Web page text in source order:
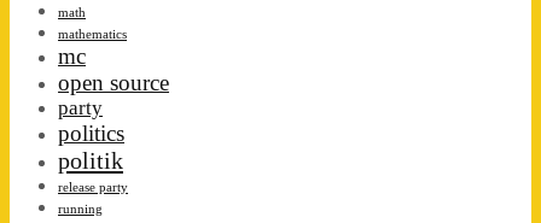
math
mathematics
mc
open source
party
politics
politik
release party
running